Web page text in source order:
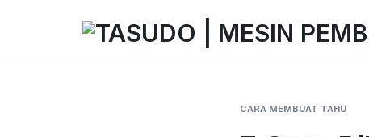
CARA MEMBUAT TAHU